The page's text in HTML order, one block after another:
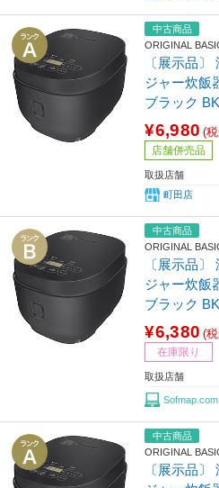
中古商品
ORIGINAL
〔展示品
ジャー炊飯
ブラック
¥6,980 (
店舗併売品
取扱店舗
町田店
中古商品
ORIGINAL
〔展示品
ジャー炊飯
ブラック
¥6,380 (
在庫限り
取扱店舗
Sofmap.com
中古商品
ORIGINAL
〔展示品